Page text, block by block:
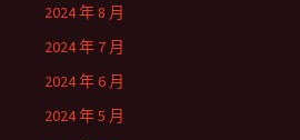
2024 年 8 月
2024 年 7 月
2024 年 6 月
2024 年 5 月